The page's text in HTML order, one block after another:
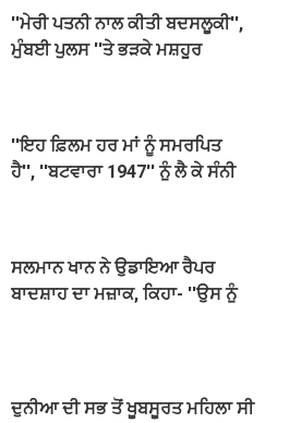
''ਮੇਰੀ ਪਤਨੀ ਨਾਲ ਕੀਤੀ ਬਦਸਲੂਕੀ'',
ਮੁੰਬਈ ਪੁਲਸ ''ਤੇ ਭੜਕੇ ਮਸ਼ਹੂਰ
''ਇਹ ਫ਼ਿਲਮ ਹਰ ਮਾਂ ਨੂੰ ਸਮਰਪਿਤ
ਹੈ'', ''ਬਟਵਾਰਾ 1947'' ਨੂੰ ਲੈ ਕੇ ਸੰਨੀ
ਸਲਮਾਨ ਖਾਨ ਨੇ ਉਡਾਇਆ ਰੈਪਰ
ਬਾਦਸ਼ਾਹ ਦਾ ਮਜ਼ਾਕ, ਕਿਹਾ- ''ਉਸ ਨੂੰ
ਦੁਨੀਆ ਦੀ ਸਭ ਤੋਂ ਖੂਬਸੂਰਤ ਮਹਿਲਾ ਸੀ